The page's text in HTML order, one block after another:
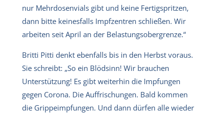
nur Mehrdosenvials gibt und keine Fertigspritzen,
dann bitte keinesfalls Impfzentren schließen. Wir
arbeiten seit April an der Belastungsobergrenze.“
Britti Pitti denkt ebenfalls bis in den Herbst voraus.
Sie schreibt: „So ein Blödsinn! Wir brauchen
Unterstützung! Es gibt weiterhin die Impfungen
gegen Corona. Die Auffrischungen. Bald kommen
die Grippeimpfungen. Und dann dürfen alle wieder